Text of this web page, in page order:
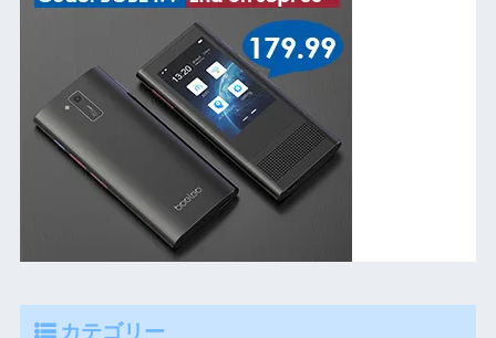
カテゴリー